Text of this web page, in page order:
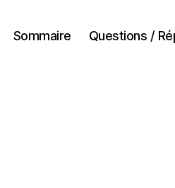
Sommaire Questions /